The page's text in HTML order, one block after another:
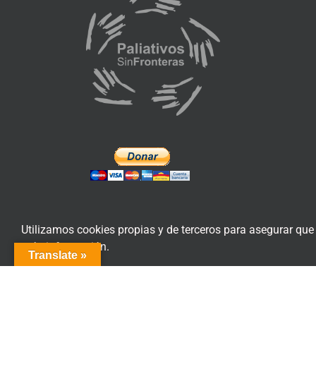
Translate »
Utilizamos cookies propias y de terceros para asegurar
más información.